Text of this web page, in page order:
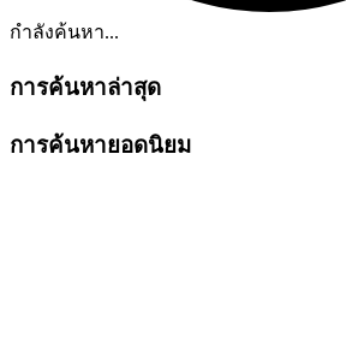
กำลังค้นหา...
การค้นหาล่าสุด
การค้นหายอดนิยม